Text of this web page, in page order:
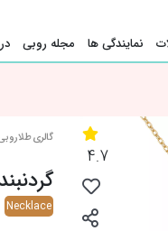
نمایندگی ها مجله روبی
4.7
گالری طلا
Necklace